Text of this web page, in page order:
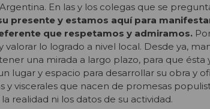
En las y los colegas que se
presente y estamos aquí para
que respetamos y admiramos.
lo logrado a nivel local. Desde ya,
una mirada a largo plazo, para que ésta
lugar y espacio para desarrollar su obra y
y viscerales que nacen de promesas
realidad ni los datos de su actividad.